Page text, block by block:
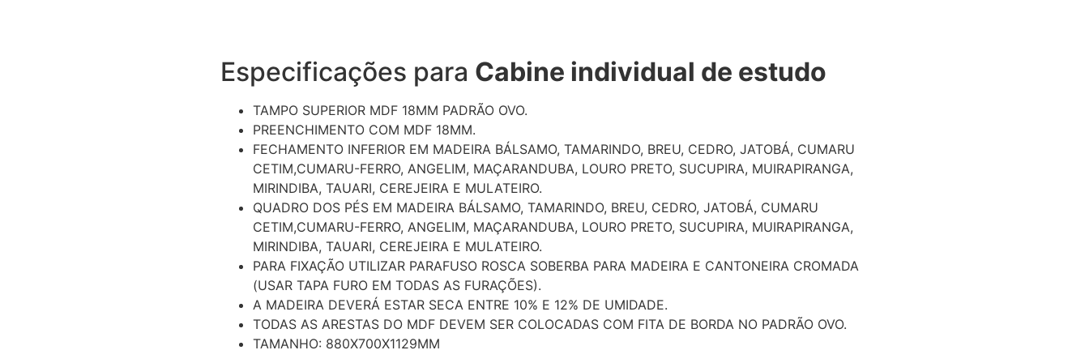
Especificações para Cabine individual de estudo
TAMPO SUPERIOR MDF 18MM PADRÃO OVO.
PREENCHIMENTO COM MDF 18MM.
FECHAMENTO INFERIOR EM MADEIRA BÁLSAMO, TAMARINDO, BREU, CEDRO, JATOBÁ, CUMARU
CETIM,CUMARU-FERRO, ANGELIM, MAÇARANDUBA, LOURO PRETO, SUCUPIRA, MUIRAPIRANGA,
MIRINDIBA, TAUARI, CEREJEIRA E MULATEIRO.
QUADRO DOS PÉS EM MADEIRA BÁLSAMO, TAMARINDO, BREU, CEDRO, JATOBÁ, CUMARU
CETIM,CUMARU-FERRO, ANGELIM, MAÇARANDUBA, LOURO PRETO, SUCUPIRA, MUIRAPIRANGA,
MIRINDIBA, TAUARI, CEREJEIRA E MULATEIRO.
PARA FIXAÇÃO UTILIZAR PARAFUSO ROSCA SOBERBA PARA MADEIRA E CANTONEIRA CROMADA
(USAR TAPA FURO EM TODAS AS FURAÇÕES).
A MADEIRA DEVERÁ ESTAR SECA ENTRE 10% E 12% DE UMIDADE.
TODAS AS ARESTAS DO MDF DEVEM SER COLOCADAS COM FITA DE BORDA NO PADRÃO OVO.
TAMANHO: 880X700X1129MM